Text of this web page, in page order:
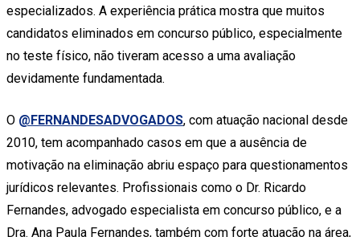
especializados. A experiência prática mostra que muitos
candidatos eliminados em concurso público, especialmente
no teste físico, não tiveram acesso a uma avaliação
devidamente fundamentada.
O @FERNANDESADVOGADOS, com atuação nacional desde
2010, tem acompanhado casos em que a ausência de
motivação na eliminação abriu espaço para questionamentos
jurídicos relevantes. Profissionais como o Dr. Ricardo
Fernandes, advogado especialista em concurso público, e a
Dra. Ana Paula Fernandes, também com forte atuação na área,